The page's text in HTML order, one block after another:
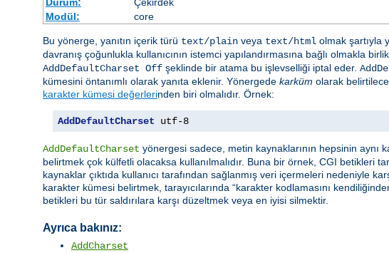
Durum:
Çekirdek
Modül:
core
Bu yönerge, yanıtın içerik türü text/plain veya text/html olmak şartıyla
davranış çoğunlukla kullanıcının istemci yapılandırmasına bağlı olmakla
AddDefaultCharset Off şeklinde bir atama bu işlevselliği iptal eder.
kümesini öntanımlı olarak yanıta eklenir. Yönergede karküm olarak
karakter kümesi değerlerinden biri olmalıdır. Örnek:
AddDefaultCharset utf-8
AddDefaultCharset yönergesi sadece, metin kaynaklarının hepsinin
belirtmek çok külfetli olacaksa kullanılmalıdır. Buna bir örnek, CGI
kaynaklar çıktıda kullanıcı tarafından sağlanmış veri içermeleri nedeniyle
karakter kümesi belirtmek, tarayıcılarında “karakter kodlamasını
betikleri bu tür saldırılara karşı düzeltmek veya en iyisi silmektir.
Ayrıca bakınız:
AddCharset